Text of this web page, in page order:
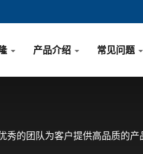
产品介绍 常见问题
的团队为客户提供高品质的产